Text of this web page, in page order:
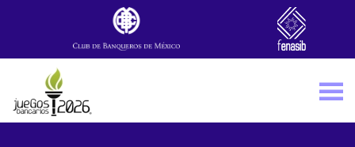
Skip to main content